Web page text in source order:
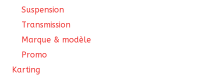
Suspension
Transmission
Marque & modèle
Promo
Karting